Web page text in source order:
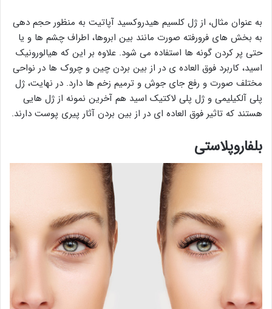
به عنوان مثال، از ژل کلسیم هیدروکسید آپاتیت به منظور حجم دهی
به بخش های فرورفته صورت مانند بین ابروها، اطراف چشم ها و یا
حتی پر کردن گونه ها استفاده می شود. علاوه بر این که هیالورونیک
اسید، کاربرد فوق العاده ی در از بین بردن چین و چروک ها در نواحی
مختلف صورت و رفع جای جوش و ترمیم زخم ها دارد. در نهایت، ژل
پلی آلکیلیمی و ژل پلی لاکتیک اسید هم آخرین نمونه از ژل هایی
هستند که تاثیر فوق العاده ای در از بین بردن آثار پیری پوست دارند.
بلفاروپلاستی